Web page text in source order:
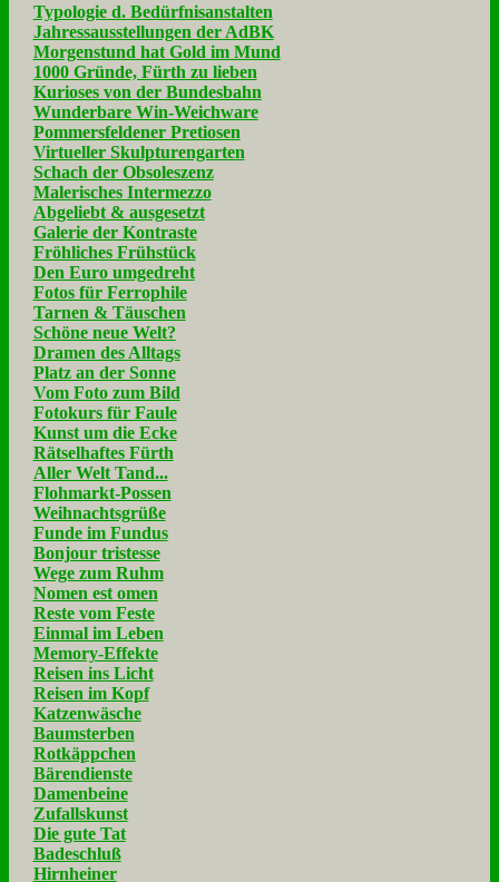
Typologie d. Bedürfnisanstalten
Jahressausstellungen der AdBK
Morgenstund hat Gold im Mund
1000 Gründe, Fürth zu lieben
Kurioses von der Bundesbahn
Wunderbare Win-Weichware
Pommersfeldener Pretiosen
Virtueller Skulpturengarten
Schach der Obsoleszenz
Malerisches Intermezzo
Abgeliebt & ausgesetzt
Galerie der Kontraste
Fröhliches Frühstück
Den Euro umgedreht
Fotos für Ferrophile
Tarnen & Täuschen
Schöne neue Welt?
Dramen des Alltags
Platz an der Sonne
Vom Foto zum Bild
Fotokurs für Faule
Kunst um die Ecke
Rätselhaftes Fürth
Aller Welt Tand...
Flohmarkt-Possen
Weihnachtsgrüße
Funde im Fundus
Bonjour tristesse
Wege zum Ruhm
Nomen est omen
Reste vom Feste
Einmal im Leben
Memory-Effekte
Reisen ins Licht
Reisen im Kopf
Katzenwäsche
Baumsterben
Rotkäppchen
Bärendienste
Damenbeine
Zufallskunst
Die gute Tat
Badeschluß
Hirnheiner